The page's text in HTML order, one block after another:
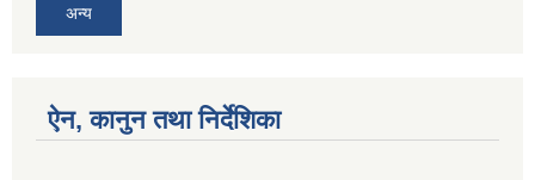
अन्य
ऐन, कानुन तथा निर्देशिका